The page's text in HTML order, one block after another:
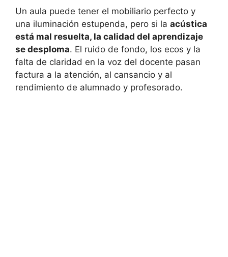
Un aula puede tener el mobiliario perfecto y
una iluminación estupenda, pero si la acústica
está mal resuelta, la calidad del aprendizaje
se desploma. El ruido de fondo, los ecos y la
falta de claridad en la voz del docente pasan
factura a la atención, al cansancio y al
rendimiento de alumnado y profesorado.